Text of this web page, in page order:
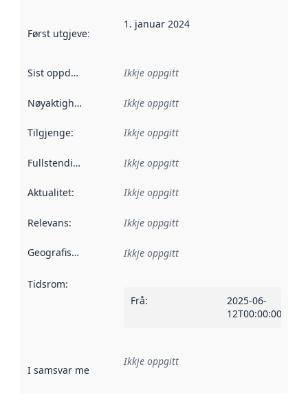
Først utgjeve: Denne datoen seier når dataa i dette
1. januar 2024
Sist oppdatert Ikkje oppgitt
Nøyaktigheit Ikkje oppgitt
Tilgjenge: Ikkje oppgitt
Fullstendigheit Ikkje oppgitt
Aktualitet: Ikkje oppgitt
Relevans: Ikkje oppgitt
Geografisk område Ikkje oppgitt
Tidsrom:
Frå:
2025-06-
12T00:00:00Z
I samsvar med Referanse til ei implementeringsregel eller
Ikkje oppgitt